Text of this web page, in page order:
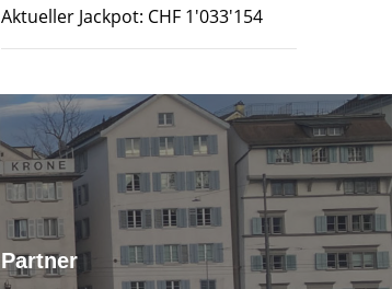
Aktueller Jackpot: CHF 1'033'154
Partner